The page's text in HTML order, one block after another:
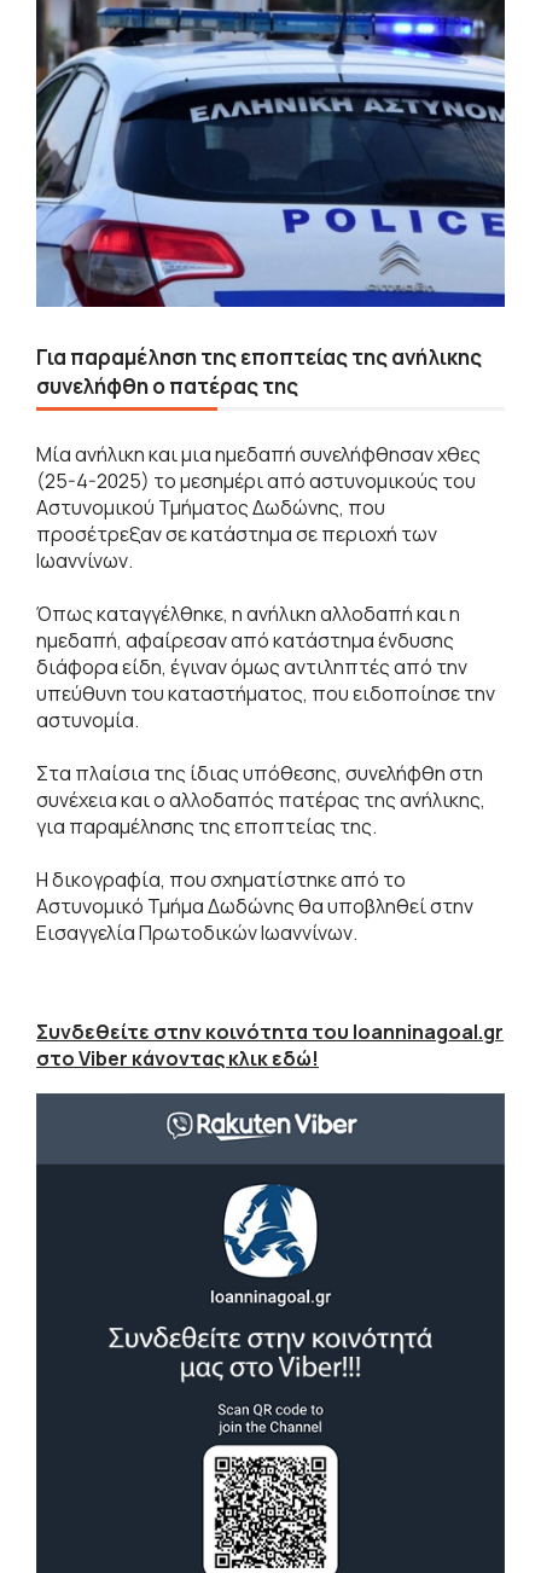
Για παραμέληση της εποπτείας της ανήλικης
συνελήφθη ο πατέρας της
Μία ανήλικη και μια ημεδαπή συνελήφθησαν χθες
(25-4-2025) το μεσημέρι από αστυνομικούς του
Αστυνομικού Τμήματος Δωδώνης, που
προσέτρεξαν σε κατάστημα σε περιοχή των
Ιωαννίνων.
Όπως καταγγέλθηκε, η ανήλικη αλλοδαπή και η
ημεδαπή, αφαίρεσαν από κατάστημα ένδυσης
διάφορα είδη, έγιναν όμως αντιληπτές από την
υπεύθυνη του καταστήματος, που ειδοποίησε την
αστυνομία.
Στα πλαίσια της ίδιας υπόθεσης, συνελήφθη στη
συνέχεια και o αλλοδαπός πατέρας της ανήλικης,
για παραμέλησης της εποπτείας της.
Η δικογραφία, που σχηματίστηκε από το
Αστυνομικό Τμήμα Δωδώνης θα υποβληθεί στην
Εισαγγελία Πρωτοδικών Ιωαννίνων.
Συνδεθείτε στην κοινότητα του Ioanninagoal.gr
στο Viber κάνοντας κλικ εδώ!